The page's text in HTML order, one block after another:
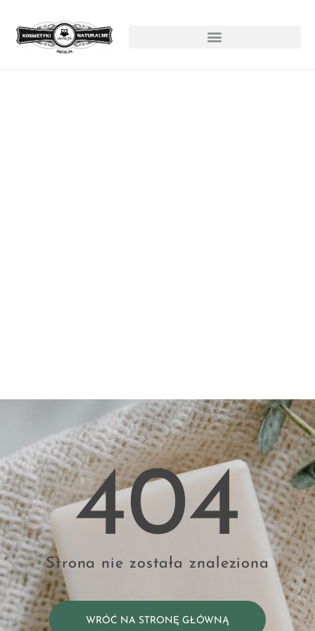
404
Strona nie została znaleziona
WRÓĆ NA STRONĘ GŁÓWNĄ